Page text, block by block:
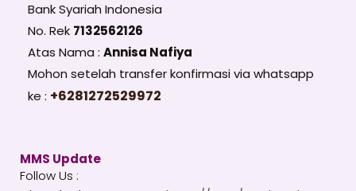
Bank Syariah Indonesia
No. Rek 7132562126
Atas Nama : Annisa Nafiya
Mohon setelah transfer konfirmasi via whatsapp
ke : +6281272529972
MMS Update
Follow Us :